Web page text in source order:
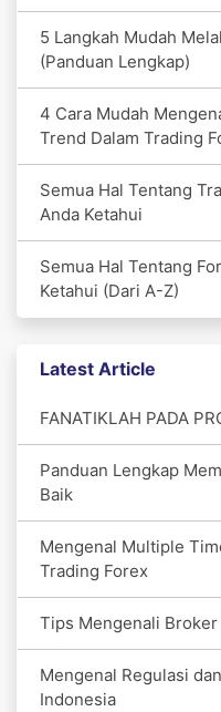
5 Langkah Mudah
(Panduan Lengkap)
4 Cara Mudah
Trend Dalam Trading
Semua Hal Tentang
Anda Ketahui
Semua Hal Tentang
Ketahui (Dari A-Z)
Latest Article
FANATIKLAH PADA
Panduan Lengkap
Baik
Mengenal Multiple
Trading Forex
Tips Mengenali
Mengenal Regulasi
Indonesia